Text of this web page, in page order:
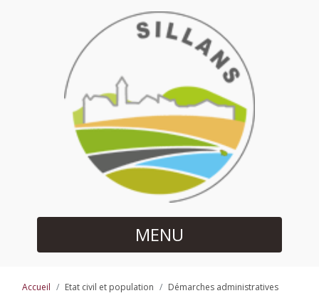
MENU
Accueil Etat civil et population Démarches administratives